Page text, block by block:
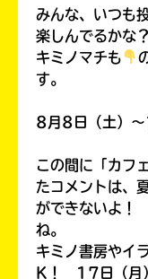
みんな、いつも
楽しんでるかな？
キミノマチも
す。
8月8日（土）～
この間に「カフ
たコメントは、
ができないよ！
ね。
キミノ書房やイ
K！ 17日（月